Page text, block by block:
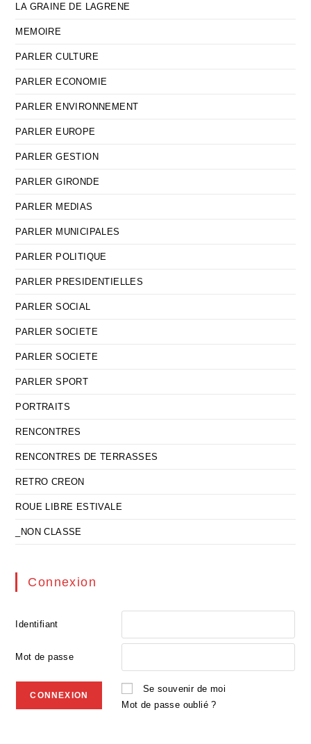
LA GRAINE DE LAGRENE
MEMOIRE
PARLER CULTURE
PARLER ECONOMIE
PARLER ENVIRONNEMENT
PARLER EUROPE
PARLER GESTION
PARLER GIRONDE
PARLER MEDIAS
PARLER MUNICIPALES
PARLER POLITIQUE
PARLER PRESIDENTIELLES
PARLER SOCIAL
PARLER SOCIETE
PARLER SOCIETE
PARLER SPORT
PORTRAITS
RENCONTRES
RENCONTRES DE TERRASSES
RETRO CREON
ROUE LIBRE ESTIVALE
_NON CLASSE
Connexion
Identifiant
Mot de passe
Se souvenir de moi
Mot de passe oublié ?